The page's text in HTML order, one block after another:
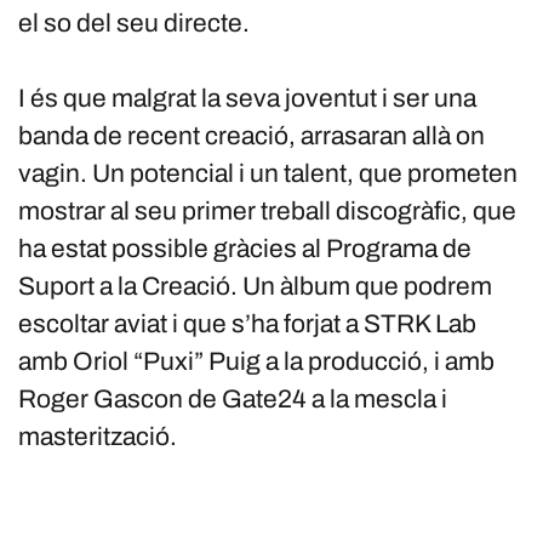
el so del seu directe.
I és que malgrat la seva joventut i ser una
banda de recent creació, arrasaran allà on
vagin. Un potencial i un talent, que prometen
mostrar al seu primer treball discogràfic, que
ha estat possible gràcies al Programa de
Suport a la Creació. Un àlbum que podrem
escoltar aviat i que s’ha forjat a STRK Lab
amb Oriol “Puxi” Puig a la producció, i amb
Roger Gascon de Gate24 a la mescla i
masterització.